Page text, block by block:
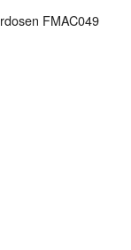
FMAC049